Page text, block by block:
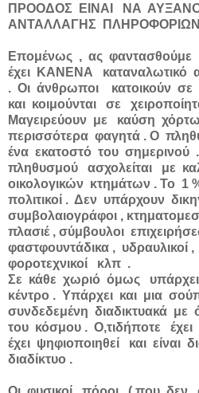
ΠΡΟΟΔΟΣ ΕΙΝΑΙ ΝΑ
ΑΝΤΑΛΛΑΓΗΣ
Επομένως , ας φαντασθούμε
έχει ΚΑΝΕΝΑ καταναλωτικό
. Οι άνθρωποι κατοικούν σε
και κοιμούνται σε
Μαγειρεύουν με καύση
περισσότερα φαγητά . Ο
ένα εκατοστό του
πληθυσμού ασχολείται με
οικολογικών κτημάτων . Το 1
πολιτικοί . Δεν υπάρχουν
συμβολαιογράφοι ,
πλασιέ , σύμβουλοι
φαστφουντάδικα , υδραυλικοί ,
φοροτεχνικοί κλπ .
Σε κάθε χωριό όμως υπάρχει
κέντρο . Υπάρχει και μια
συνδεδεμένη διαδικτυακά με
του κόσμου . Ο,τιδήποτε
έχει ψηφιοποιηθεί και είναι
διαδίκτυο .